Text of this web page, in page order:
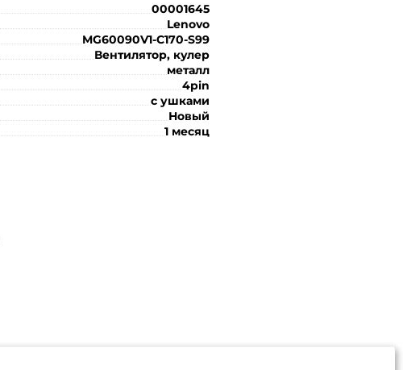
00001645
Lenovo
MG60090V1-C170-S99
Вентилятор, кулер
металл
4pin
с ушками
Новый
1 месяц